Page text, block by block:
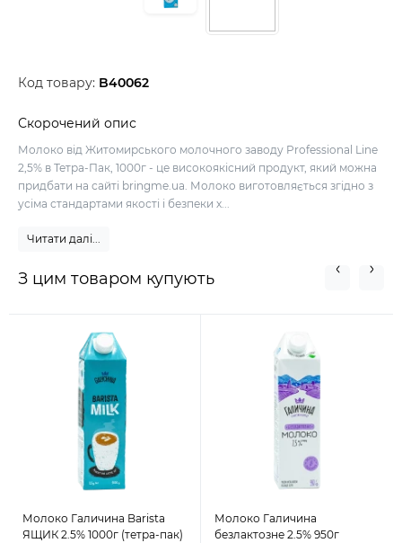
Код товару: B40062
Скорочений опис
Молоко від Житомирського молочного заводу Professional Line
2,5% в Тетра-Пак, 1000г - це високоякісний продукт, який можна
придбати на сайті bringme.ua. Молоко виготовляється згідно з
усіма стандартами якості і безпеки х...
Читати далі...
З цим товаром купують
Молоко Галичина Barista
ЯЩИК 2.5% 1000г (тетра-пак)
Молоко Галичина
безлактозне 2.5% 950г